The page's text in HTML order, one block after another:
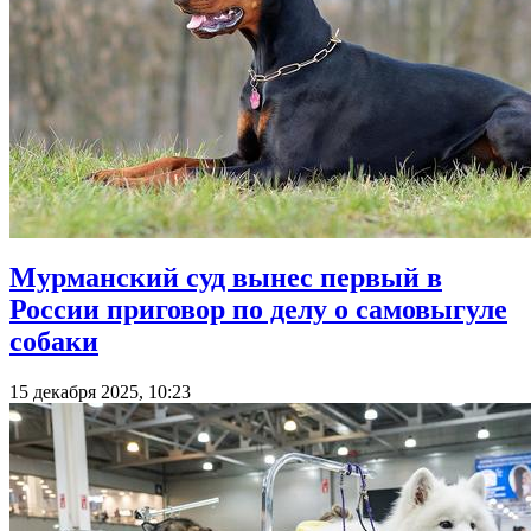
Мурманский суд вынес первый в
России приговор по делу о самовыгуле
собаки
15 декабря 2025, 10:23